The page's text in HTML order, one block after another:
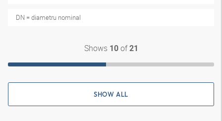
DN = diametru nominal
Shows 10of21
SHOW ALL